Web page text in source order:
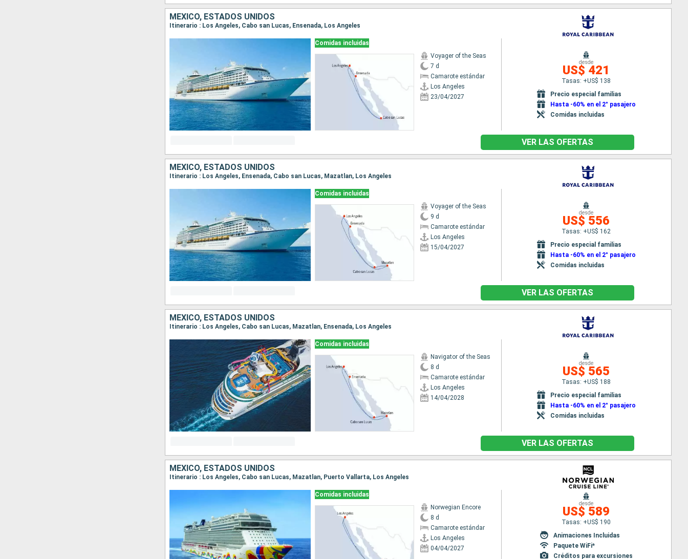
MÉXICO, ESTADOS UNIDOS
Itinerario : Los Angeles, Cabo san Lucas, Ensenada, Los Angeles
Comidas incluidas
Voyager of the Seas
7 d
Camarote estándar
Los Angeles
23/04/2027
desde
US$ 421
Tasas: +US$ 138
Precio especial familias
Hasta -60% en el 2° pasajero
Comidas incluidas
VER LAS OFERTAS
MÉXICO, ESTADOS UNIDOS
Itinerario : Los Angeles, Ensenada, Cabo san Lucas, Mazatlan, Los Angeles
Comidas incluidas
Voyager of the Seas
9 d
Camarote estándar
Los Angeles
15/04/2027
desde
US$ 556
Tasas: +US$ 162
Precio especial familias
Hasta -60% en el 2° pasajero
Comidas incluidas
VER LAS OFERTAS
MÉXICO, ESTADOS UNIDOS
Itinerario : Los Angeles, Cabo san Lucas, Mazatlan, Ensenada, Los Angeles
Comidas incluidas
Navigator of the Seas
8 d
Camarote estándar
Los Angeles
14/04/2028
desde
US$ 565
Tasas: +US$ 188
Precio especial familias
Hasta -60% en el 2° pasajero
Comidas incluidas
VER LAS OFERTAS
MÉXICO, ESTADOS UNIDOS
Itinerario : Los Angeles, Cabo san Lucas, Mazatlan, Puerto Vallarta, Los Angeles
Comidas incluidas
Norwegian Encore
8 d
Camarote estándar
Los Angeles
04/04/2027
desde
US$ 589
Tasas: +US$ 190
Animaciones Incluidas
Paquete WiFi*
Créditos para excursiones